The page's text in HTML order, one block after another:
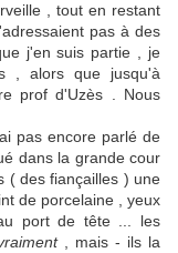
, tout en restant
pas à des
j'en suis partie , je
, alors que jusqu'à
prof d'Uzès . Nous
encore parlé de
dans la grande cour
( des fiançailles ) une
de porcelaine , yeux
port de tête ... les
, mais - ils la